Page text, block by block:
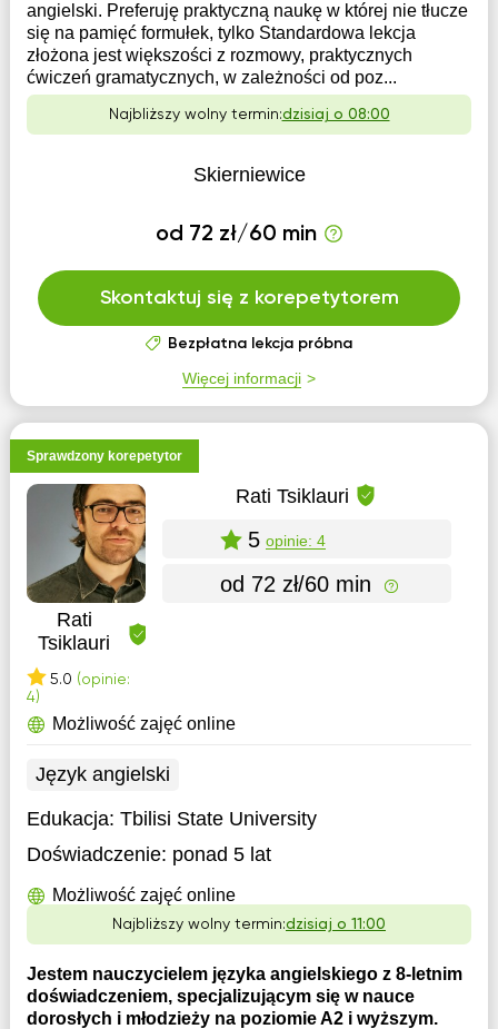
angielski. Preferuję praktyczną naukę w której nie tłucze
się na pamięć formułek, tylko Standardowa lekcja
złożona jest większości z rozmowy, praktycznych
ćwiczeń gramatycznych, w zależności od poz...
Najbliższy wolny termin:dzisiaj o 08:00
Skierniewice
od 72 zł/60 min
Skontaktuj się z korepetytorem
Bezpłatna lekcja próbna
Więcej informacji
Sprawdzony korepetytor
Rati
Tsiklauri
5.0 (opinie:
4)
Rati Tsiklauri
5 opinie: 4
od 72 zł/60 min
Możliwość zajęć online
Język angielski
Edukacja: Tbilisi State University
Doświadczenie: ponad 5 lat
Możliwość zajęć online
Najbliższy wolny termin:dzisiaj o 11:00
Jestem nauczycielem języka angielskiego z 8-letnim
doświadczeniem, specjalizującym się w nauce
dorosłych i młodzieży na poziomie A2 i wyższym.